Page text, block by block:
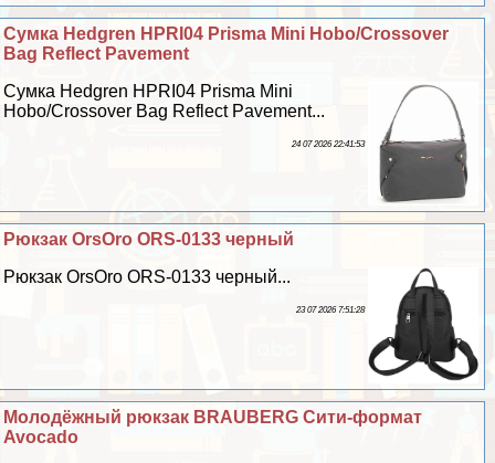
Сумка Hedgren HPRI04 Prisma Mini Hobo/Crossover
Bag Reflect Pavement
Сумка Hedgren HPRI04 Prisma Mini
Hobo/Crossover Bag Reflect Pavement...
24 07 2026 22:41:53
Рюкзак OrsOro ORS-0133 черный
Рюкзак OrsOro ORS-0133 черный...
23 07 2026 7:51:28
Молодёжный рюкзак BRAUBERG Сити-формат
Avocado